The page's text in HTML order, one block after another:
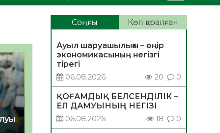
Соңғы Көп қаралған
Ауыл шаруашылығы – өңір
экономикасының негізгі
тірегі
06.08.2026
20 0
ҚОҒАМДЫҚ БЕЛСЕНДІЛІК –
ЕЛ ДАМУЫНЫҢ НЕГІЗІ
06.08.2026
18 0